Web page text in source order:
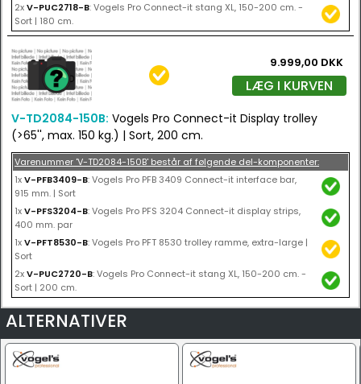
2xV-PUC2718-B: Vogels Pro Connect-it stang XL, 150-200 cm. -
Sort | 180 cm.
9.999,00 DKK
LÆG I KURVEN
V-TD2084-150B: Vogels Pro Connect-it Display trolley
(>65'', max. 150 kg.) | Sort, 200 cm.
Varenummer 'V-TD2084-150B' består af følgende del-komponenter:
1xV-PFB3409-B: Vogels Pro PFB 3409 Connect-it interface bar,
915 mm. | Sort
1xV-PFS3204-B: Vogels Pro PFS 3204 Connect-it display strips,
400 mm. par
1xV-PFT8530-B: Vogels Pro PFT 8530 trolley ramme, extra-large |
Sort
2xV-PUC2720-B: Vogels Pro Connect-it stang XL, 150-200 cm. -
Sort | 200 cm.
ALTERNATIVER